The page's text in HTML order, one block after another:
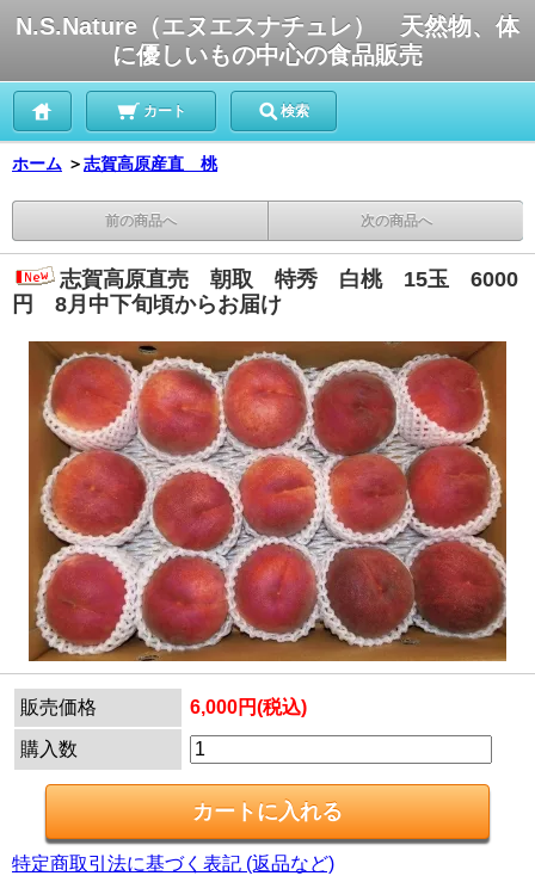
N.S.Nature（エヌエスナチュレ） 天然物、体
に優しいもの中心の食品販売
カート 検索
ホーム ＞志賀高原産直 桃
前の商品へ 次の商品へ
志賀高原直売 朝取 特秀 白桃 15玉 6000
円 8月中下旬頃からお届け
販売価格 6,000円(税込)
購入数
特定商取引法に基づく表記 (返品など)